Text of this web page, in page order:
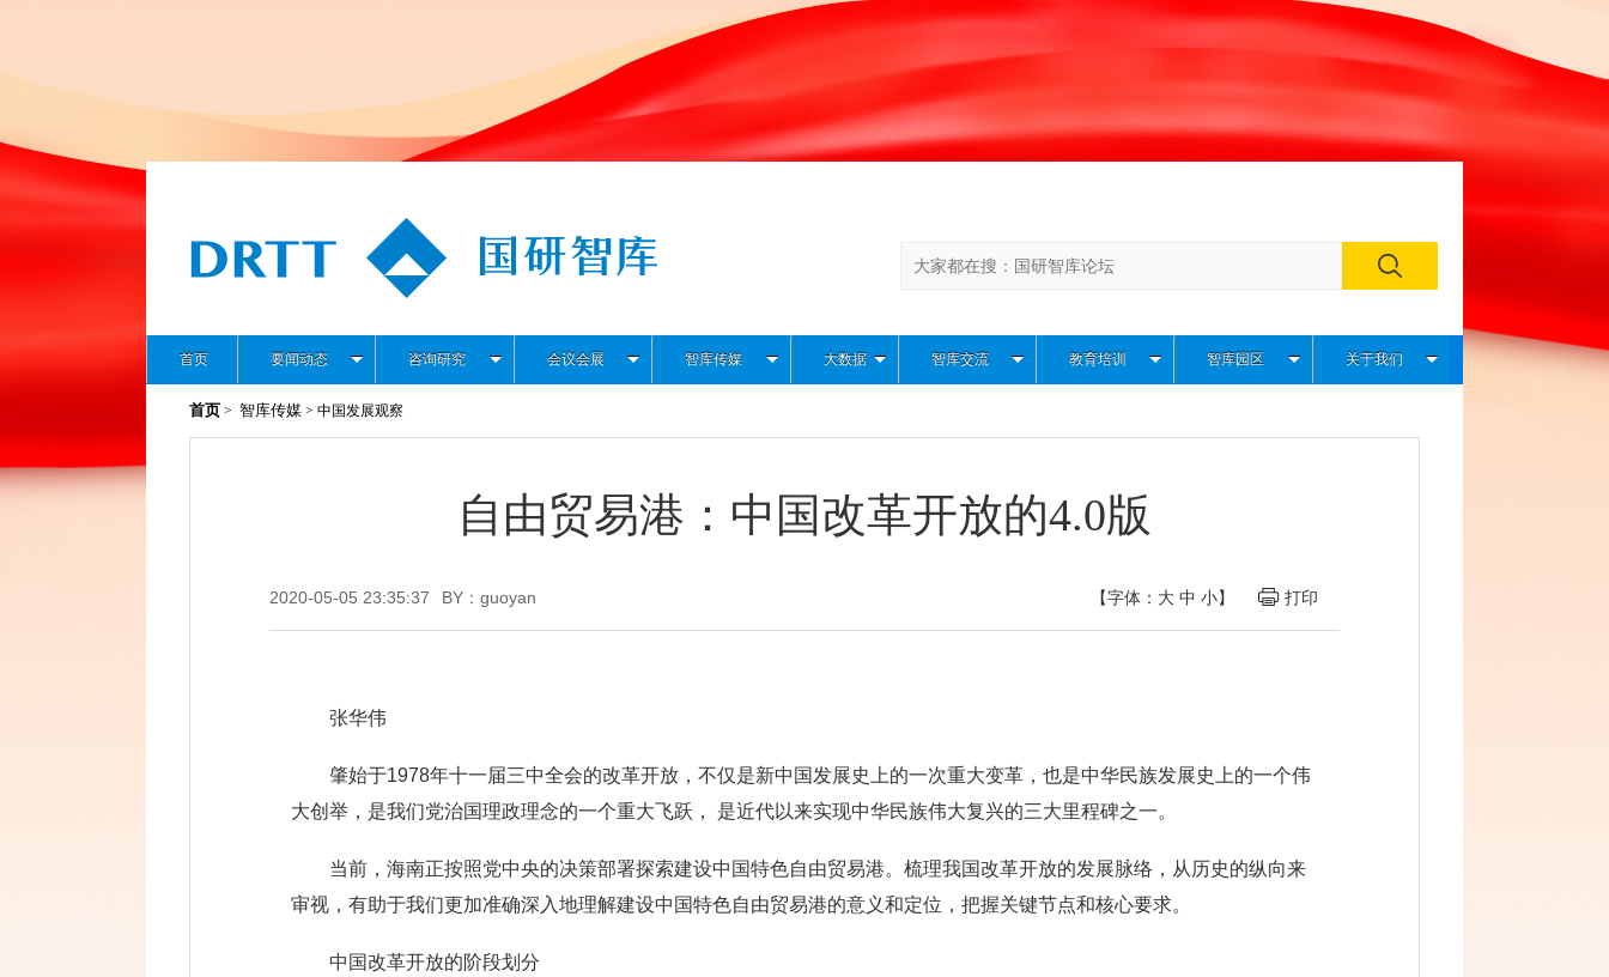
首页 要闻动态 咨询研究 会议会展 智库传媒 大数据 智库交流 教育培训 智库园区 关于我们
首页 > 智库传媒 > 中国发展观察
自由贸易港：中国改革开放的4.0版
2020-05-05 23:35:37 BY：guoyan 【字体： 大 中 小】 打印
张华伟
肇始于1978年十一届三中全会的改革开放，不仅是新中国发展史上的一次重大变革，也是中华民族发展史上的一个伟
大创举，是我们党治国理政理念的一个重大飞跃， 是近代以来实现中华民族伟大复兴的三大里程碑之一。
当前，海南正按照党中央的决策部署探索建设中国特色自由贸易港。梳理我国改革开放的发展脉络，从历史的纵向来
审视，有助于我们更加准确深入地理解建设中国特色自由贸易港的意义和定位，把握关键节点和核心要求。
中国改革开放的阶段划分